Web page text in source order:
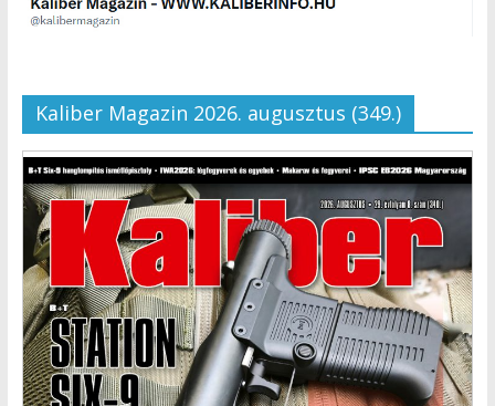
Kaliber Magazin 2026. augusztus (349.)